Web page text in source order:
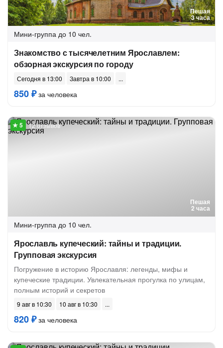
Пешая
3 часа
Мини-группа до 10 чел.
Знакомство с тысячелетним Ярославлем:
обзорная экскурсия по городу
Сегодня в 13:00 Завтра в 10:00
850 ₽за человека
Пешая
2 часа
12 отзывов
Мини-группа до 10 чел.
Ярославль купеческий: тайны и традиции.
Групповая экскурсия
Погружение в историю Ярославля: легенды, мифы и
купеческие традиции. Увлекательная прогулка по улицам,
полным историй и секретов
9 авг в 10:30 10 авг в 10:30
820 ₽за человека